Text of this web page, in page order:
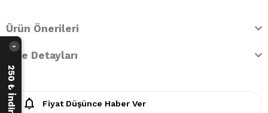
Ürün Önerileri
İade Detayları
Fiyat Düşünce Haber Ver
›